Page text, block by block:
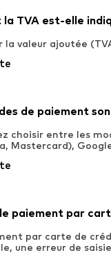
la TVA est-elle
la valeur ajoutée
de paiement
choisir entre les
Mastercard),
paiement par
par carte de
une erreur de